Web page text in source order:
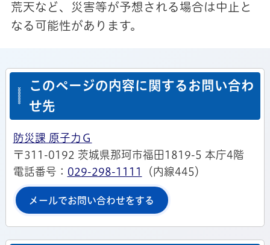
荒天など、災害等が予想される場合は中止と
なる可能性があります。
このページの内容に関するお問い合わ
せ先
防災課 原子力Ｇ
〒311-0192 茨城県那珂市福田1819-5 本庁4階
電話番号： 029-298-1111 （内線445）
メールでお問い合わせをする